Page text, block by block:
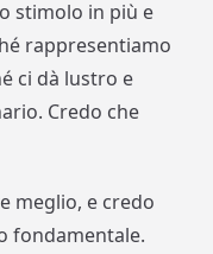
stimolo in più e
rappresentiamo
ci dà lustro e
Credo che
meglio, e credo
fondamentale.